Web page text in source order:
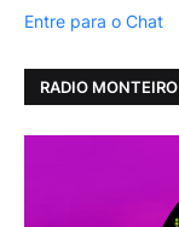
Entre para o Chat
RADIO